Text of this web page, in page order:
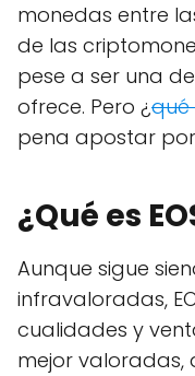
monedas entre
de las
pese a ser una
ofrece. Pero ¿qué
pena apostar
¿Qué es
Aunque sigue
infravaloradas,
cualidades y
mejor valoradas,